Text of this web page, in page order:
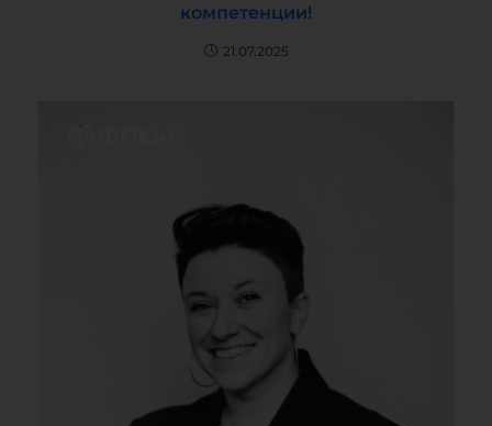
компетенции!
21.07.2025